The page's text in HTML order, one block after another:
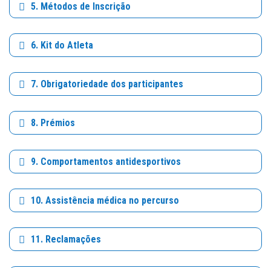
5. Métodos de Inscrição
6. Kit do Atleta
7. Obrigatoriedade dos participantes
8. Prémios
9. Comportamentos antidesportivos
10. Assistência médica no percurso
11. Reclamações